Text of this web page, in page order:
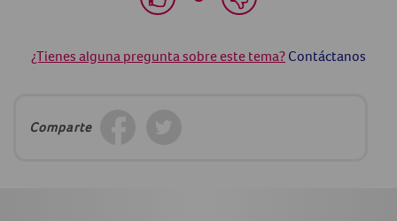
¿Tienes alguna pregunta sobre este tema? Contáctanos
Comparte